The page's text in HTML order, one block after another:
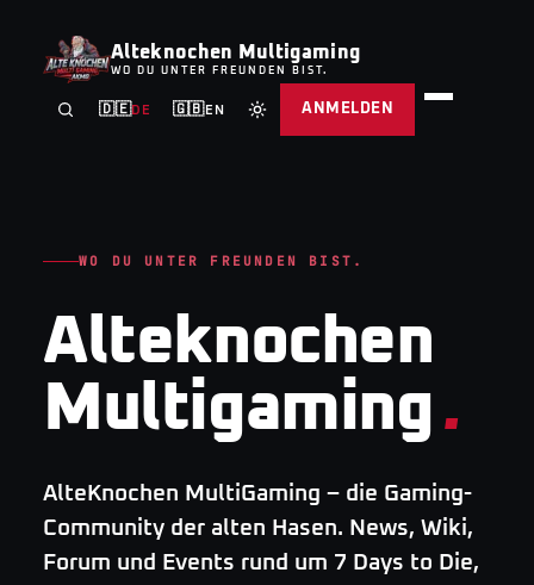
Alteknochen Multigaming
WO DU UNTER FREUNDEN BIST.
🇩🇪DE 🇬🇧EN ANMELDEN
WO DU UNTER FREUNDEN BIST.
Alteknochen
Multigaming.
AlteKnochen MultiGaming – die Gaming-
Community der alten Hasen. News, Wiki,
Forum und Events rund um 7 Days to Die,